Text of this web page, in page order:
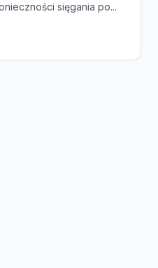
sięgania po...